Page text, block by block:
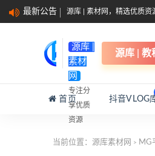
最新公告 源库 | 素材网，精选优质资
源库 |
素材
网
专注分
享优质
资源
源库 | 教
首页 抖音VLOG
当前位置： 源库素材网 > MG